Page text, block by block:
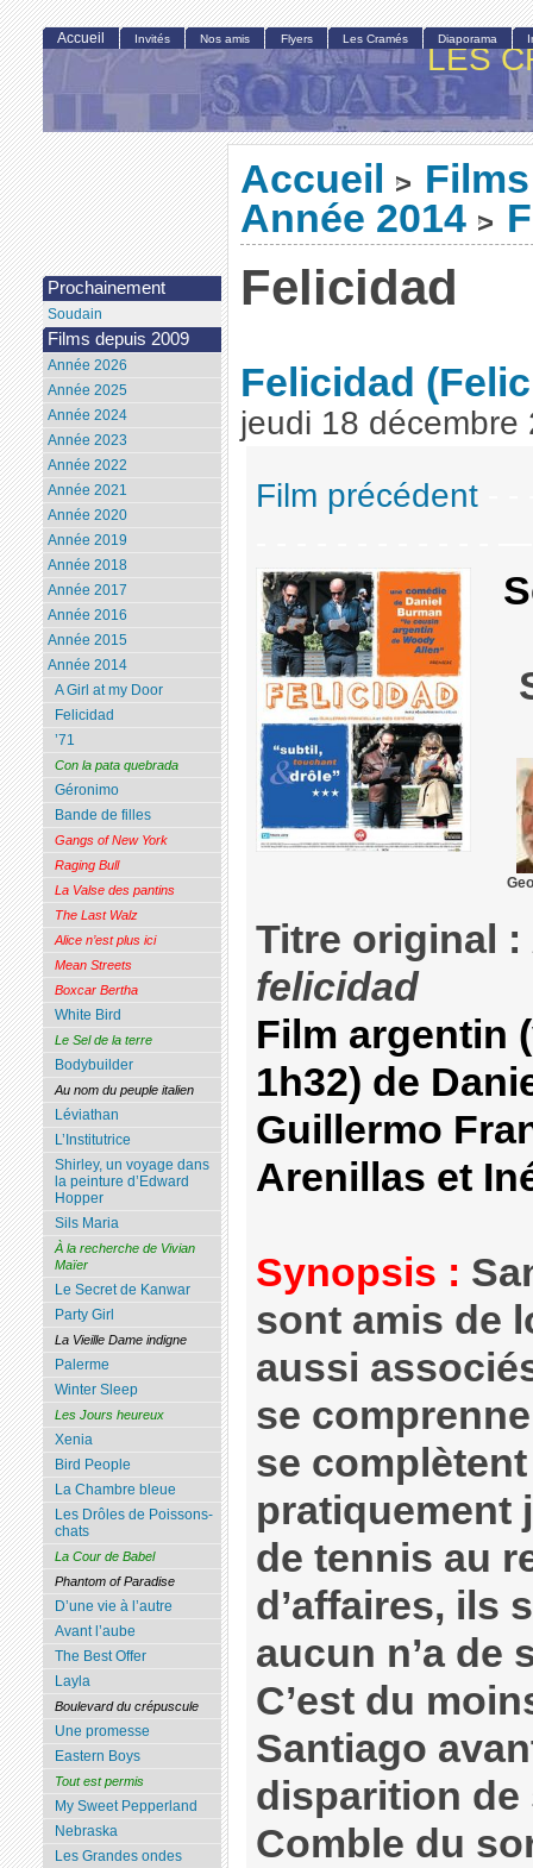
LES
Accueil >
Année 2014 >
Felicidad
Felicidad
jeudi 18 décembre
Film précédent
Titre original :
felicidad
Film argentin
1h32) de
Guillermo
Arenillas et
Synopsis :
sont amis de
aussi
se
se
pratiquement
de tennis au
d’affaires, ils
aucun n’a de
C’est du
Santiago
disparition de
Comble du
Accueil Invités Nos amis Flyers Les Cramés Diaporama
Prochainement
Soudain
Films depuis 2009
Année 2026
Année 2025
Année 2024
Année 2023
Année 2022
Année 2021
Année 2020
Année 2019
Année 2018
Année 2017
Année 2016
Année 2015
Année 2014
A Girl at my Door
Felicidad
’71
Con la pata quebrada
Géronimo
Bande de filles
Gangs of New York
Raging Bull
La Valse des pantins
The Last Walz
Alice n’est plus ici
Mean Streets
Boxcar Bertha
White Bird
Le Sel de la terre
Bodybuilder
Au nom du peuple italien
Léviathan
L’Institutrice
Shirley, un voyage dans
la peinture d’Edward
Hopper
Sils Maria
À la recherche de Vivian
Maïer
Le Secret de Kanwar
Party Girl
La Vieille Dame indigne
Palerme
Winter Sleep
Les Jours heureux
Xenia
Bird People
La Chambre bleue
Les Drôles de Poissons-
chats
La Cour de Babel
Phantom of Paradise
D’une vie à l’autre
Avant l’aube
The Best Offer
Layla
Boulevard du crépuscule
Une promesse
Eastern Boys
Tout est permis
My Sweet Pepperland
Nebraska
Les Grandes ondes